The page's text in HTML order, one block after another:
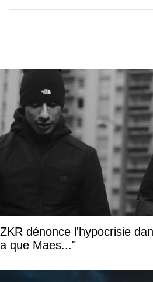
ZKR dénonce l'hypocrisie
a que Maes..."